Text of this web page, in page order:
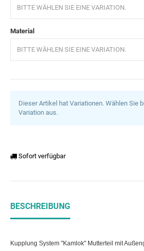
BITTE WÄHLEN SIE EINE VARIATION.
Material
BITTE WÄHLEN SIE EINE VARIATION.
Dieser Artikel hat Variationen. Wählen Sie
Variation aus.
Sofort verfügbar
BESCHREIBUNG
Kupplung System "Kamlok" Mutterteil mit